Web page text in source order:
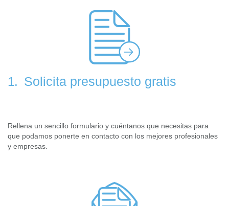
1. Solicita presupuesto gratis
Rellena un sencillo formulario y cuéntanos que necesitas para
que podamos ponerte en contacto con los mejores profesionales
y empresas.